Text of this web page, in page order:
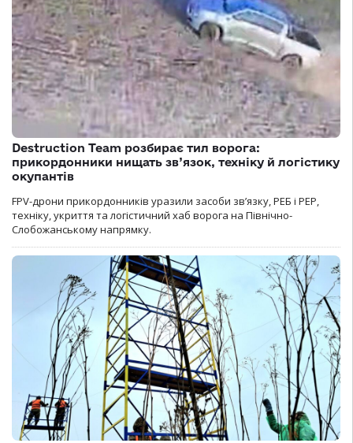
Destruction Team розбирає тил ворога:
прикордонники нищать зв’язок, техніку й логістику
окупантів
FPV-дрони прикордонників уразили засоби зв’язку, РЕБ і РЕР,
техніку, укриття та логістичний хаб ворога на Північно-
Слобожанському напрямку.